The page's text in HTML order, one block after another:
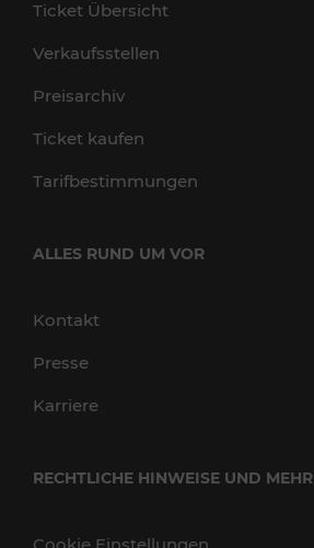
Ticket Übersicht
Verkaufsstellen
Preisarchiv
Ticket kaufen
Tarifbestimmungen
ALLES RUND UM VOR
Kontakt
Presse
Karriere
RECHTLICHE HINWEISE UND MEHR